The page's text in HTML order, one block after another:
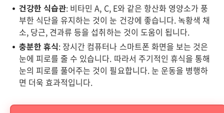
건강한 식습관: 비타민 A, C, E와 같은 항산화 영양소가 풍
부한 식단을 유지하는 것이 눈 건강에 좋습니다. 녹황색 채
소, 당근, 견과류 등을 섭취하는 것이 도움이 됩니다.
충분한 휴식: 장시간 컴퓨터나 스마트폰 화면을 보는 것은
눈에 피로를 줄 수 있습니다. 따라서 주기적인 휴식을 통해
눈의 피로를 풀어주는 것이 필요합니다. 눈 운동을 병행하
면 더욱 효과적입니다.